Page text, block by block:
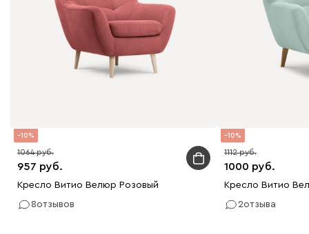
10
957
1064
Кресло Витио Велюр Розовый
8отзывов
10
1000
1112
Кресло Витио
2отзыва